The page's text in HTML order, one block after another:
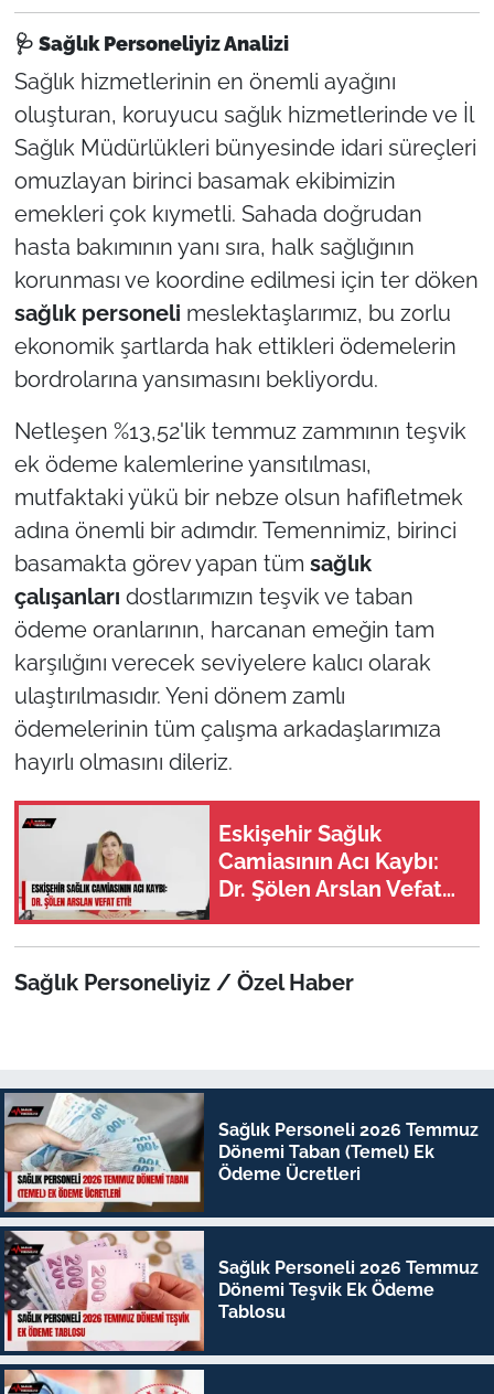
🩺 Sağlık Personeliyiz Analizi
Sağlık hizmetlerinin en önemli ayağını
oluşturan, koruyucu sağlık hizmetlerinde ve İl
Sağlık Müdürlükleri bünyesinde idari süreçleri
omuzlayan birinci basamak ekibimizin
emekleri çok kıymetli. Sahada doğrudan
hasta bakımının yanı sıra, halk sağlığının
korunması ve koordine edilmesi için ter döken
sağlık personeli meslektaşlarımız, bu zorlu
ekonomik şartlarda hak ettikleri ödemelerin
bordrolarına yansımasını bekliyordu.
Netleşen %13,52'lik temmuz zammının teşvik
ek ödeme kalemlerine yansıtılması,
mutfaktaki yükü bir nebze olsun hafifletmek
adına önemli bir adımdır. Temennimiz, birinci
basamakta görev yapan tüm sağlık
çalışanları dostlarımızın teşvik ve taban
ödeme oranlarının, harcanan emeğin tam
karşılığını verecek seviyelere kalıcı olarak
ulaştırılmasıdır. Yeni dönem zamlı
ödemelerinin tüm çalışma arkadaşlarımıza
hayırlı olmasını dileriz.
Eskişehir Sağlık
Camiasının Acı Kaybı:
Dr. Şölen Arslan Vefat
Sağlık Personeliyiz / Özel Haber
Sağlık Personeli 2026 Temmuz
Dönemi Taban (Temel) Ek
Ödeme Ücretleri
Sağlık Personeli 2026 Temmuz
Dönemi Teşvik Ek Ödeme
Tablosu